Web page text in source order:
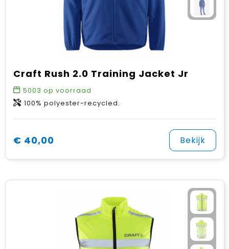
Craft Rush 2.0 Training Jacket Jr
5003 op voorraad
100% polyester-recycled.
€ 40,00 Bekijk